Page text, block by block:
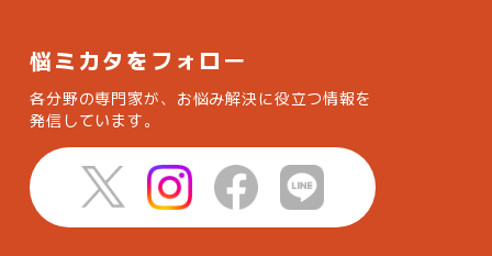
悩ミカタをフォロー
各分野の専門家が、お悩み解決に役立つ情報を
発信しています。